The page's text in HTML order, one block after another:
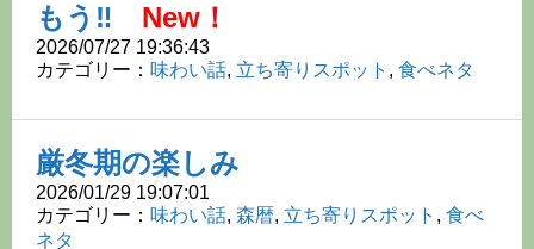
キ
もう‼ New！
2026/07/27 19:36:43
カテゴリー： 味わい話, 立ち寄りスポット , 食べネタ
厳冬期の楽しみ
2026/01/29 19:07:01
カテゴリー： 味わい話, 森暦, 立ち寄りスポット , 食べ
ネタ